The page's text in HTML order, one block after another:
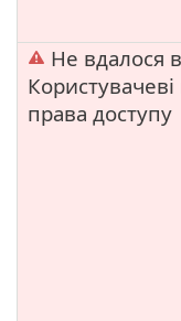
Не вдалося
права доступу